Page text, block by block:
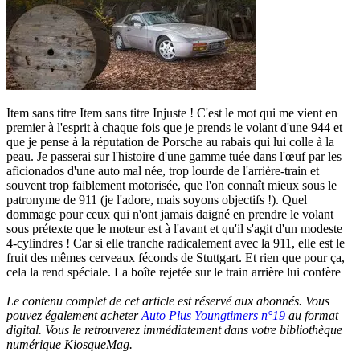
Item sans titre Item sans titre Injuste ! C'est le mot qui me vient en
premier à l'esprit à chaque fois que je prends le volant d'une 944 et
que je pense à la réputation de Porsche au rabais qui lui colle à la
peau. Je passerai sur l'histoire d'une gamme tuée dans l'œuf par les
aficionados d'une auto mal née, trop lourde de l'arrière-train et
souvent trop faiblement motorisée, que l'on connaît mieux sous le
patronyme de 911 (je l'adore, mais soyons objectifs !). Quel
dommage pour ceux qui n'ont jamais daigné en prendre le volant
sous prétexte que le moteur est à l'avant et qu'il s'agit d'un modeste
4-cylindres ! Car si elle tranche radicalement avec la 911, elle est le
fruit des mêmes cerveaux féconds de Stuttgart. Et rien que pour ça,
cela la rend spéciale. La boîte rejetée sur le train arrière lui confère
Le contenu complet de cet article est réservé aux abonnés. Vous
pouvez également acheterAuto Plus Youngtimers n°19 au format
digital. Vous le retrouverez immédiatement dans votre bibliothèque
numérique KiosqueMag.